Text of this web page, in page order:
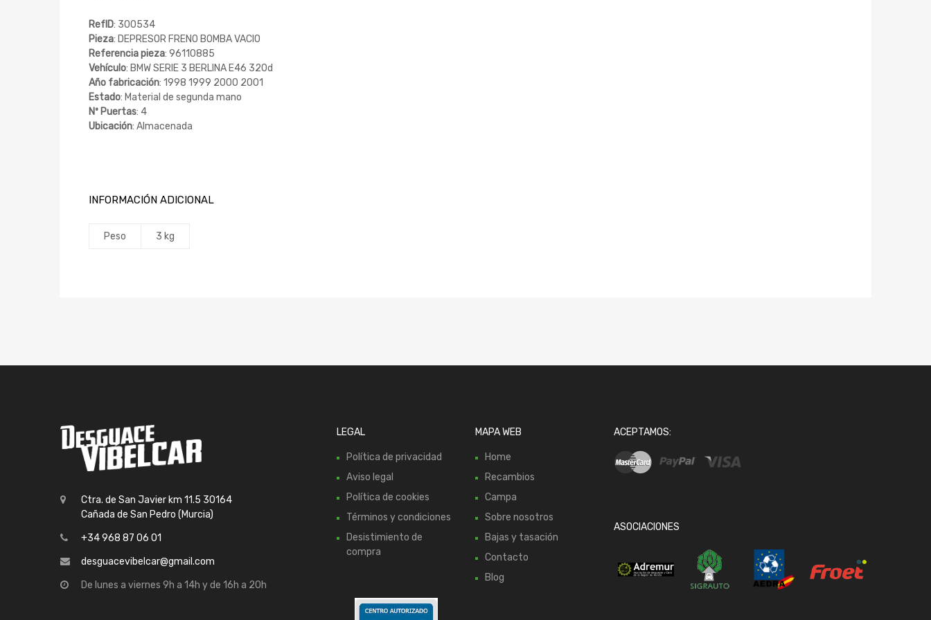
RefID: 300534
Pieza: DEPRESOR FRENO BOMBA VACIO
Referencia pieza: 96110885
Vehículo: BMW SERIE 3 BERLINA E46 320d
Año fabricación: 1998 1999 2000 2001
Estado: Material de segunda mano
Nº Puertas: 4
Ubicación: Almacenada
INFORMACIÓN ADICIONAL
Peso 3 kg
Ctra. de San Javier km 11.5 30164
Cañada de San Pedro (Murcia)
+34 968 87 06 01
desguacevibelcar@gmail.com
De lunes a viernes 9h a 14h y de 16h a 20h
LEGAL
Política de privacidad
Aviso legal
Política de cookies
Términos y condiciones
Desistimiento de
compra
MAPA WEB
Home
Recambios
Campa
Sobre nosotros
Bajas y tasación
Contacto
Blog
ACEPTAMOS:
ASOCIACIONES